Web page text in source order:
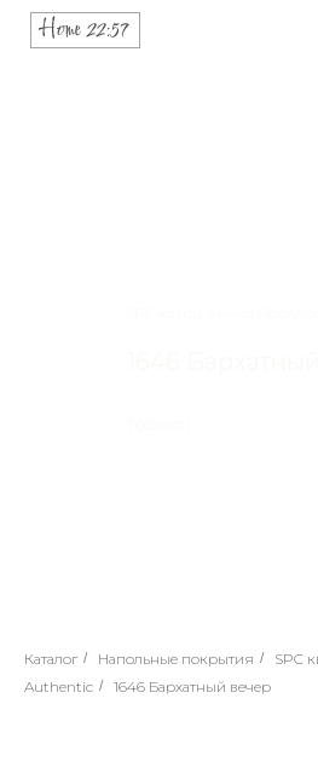
Каталог / Напольные покрытия / SPC
Authentic / 1646 Бархатный вечер